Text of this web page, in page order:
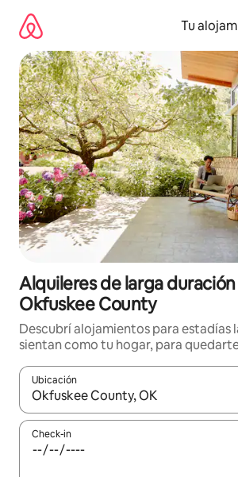
contenido
Tu
Alquileres de larga
Okfuskee County
Descubrí alojamientos para estadías
sientan como tu hogar, para
Ubicación
Cuando los resultados estén
Check-in